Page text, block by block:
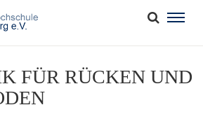
FÜR RÜCKEN UND